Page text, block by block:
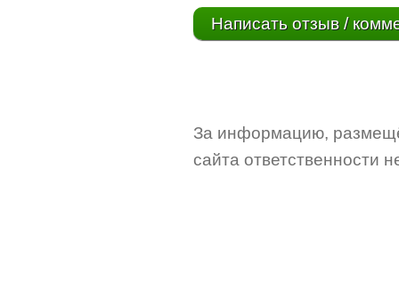
Написать отзыв /
За информацию,
сайта ответственности